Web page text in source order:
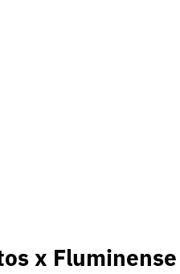
x Fluminense